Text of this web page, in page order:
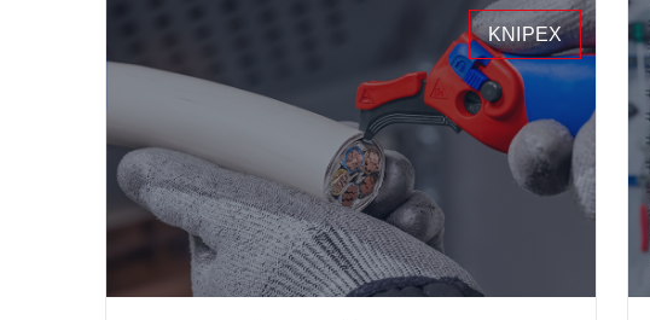
KNIPEX